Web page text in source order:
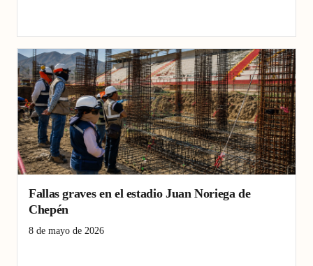
Fallas graves en el estadio Juan Noriega de
Chepén
8 de mayo de 2026